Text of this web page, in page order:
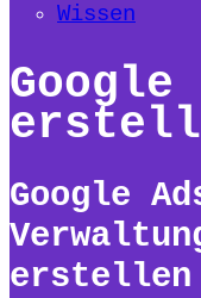
Wissen
Google
erstellen